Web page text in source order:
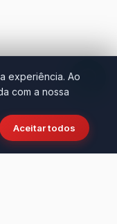
experiência. Ao
com a nossa
Aceitar todos